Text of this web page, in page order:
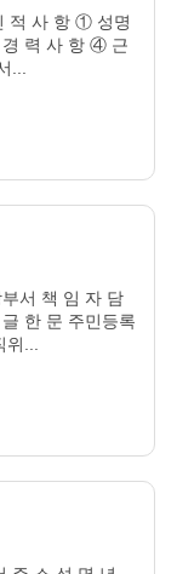
적 사 항 ① 성명
력 사 항 ④ 근
서 책 임 자 담
한 문 주민등록
...